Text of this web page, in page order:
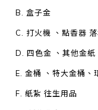
B. 盒子金
C. 打火機 、點香器
D. 四色金 、其他金紙
E. 金桶 、特大金桶、
F. 紙紮 往生用品